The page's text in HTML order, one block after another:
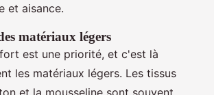
et aisance.
matériaux légers
est une priorité, et c'est là
les matériaux légers. Les tissus
et la mousseline sont souvent